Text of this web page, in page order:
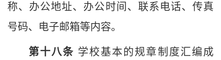
称、办公地址、办公时间、联系电话、传真
号码、电子邮箱等内容。
第十八条 学校基本的规章制度汇编成